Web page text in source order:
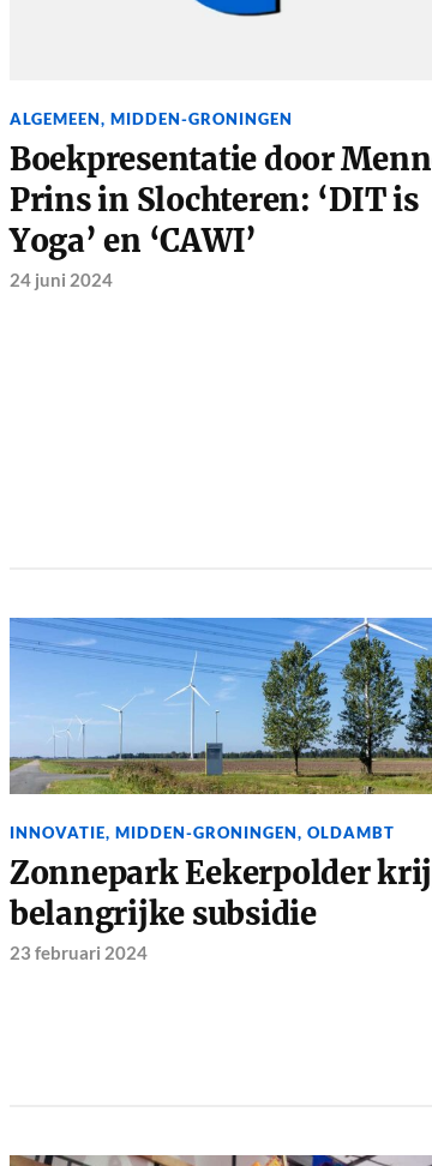
ALGEMEEN, MIDDEN-GRONINGEN
Boekpresentatie door
Prins in Slochteren: ‘DIT is
Yoga’ en ‘CAWI’
24 juni 2024
INNOVATIE, MIDDEN-GRONINGEN, OLDAMBT
Zonnepark Eekerpolder
belangrijke subsidie
23 februari 2024